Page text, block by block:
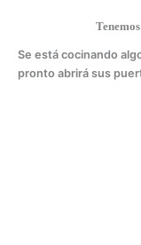
Se está cocinando
pronto abrirá sus